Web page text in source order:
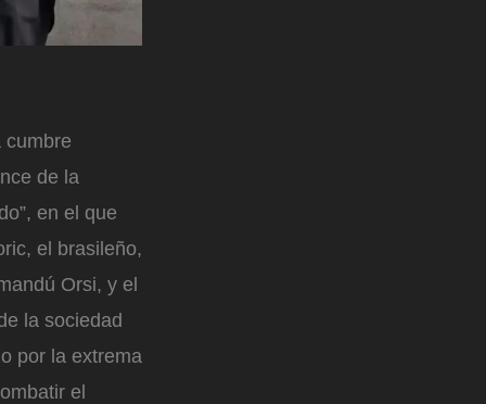
cumbre
de la
en el que
el brasileño,
Orsi, y el
la sociedad
por la extrema
el